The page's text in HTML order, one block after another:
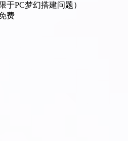
于PC梦幻搭建问题）
费